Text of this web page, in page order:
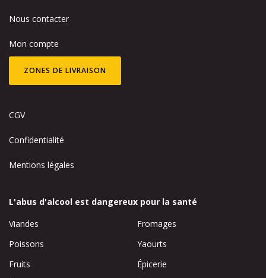
Nous contacter
Mon compte
ZONES DE LIVRAISON
CGV
Confidentialité
Mentions légales
L'abus d'alcool est dangereux pour la santé
Viandes
Poissons
Fruits
Fromages
Yaourts
Épicerie